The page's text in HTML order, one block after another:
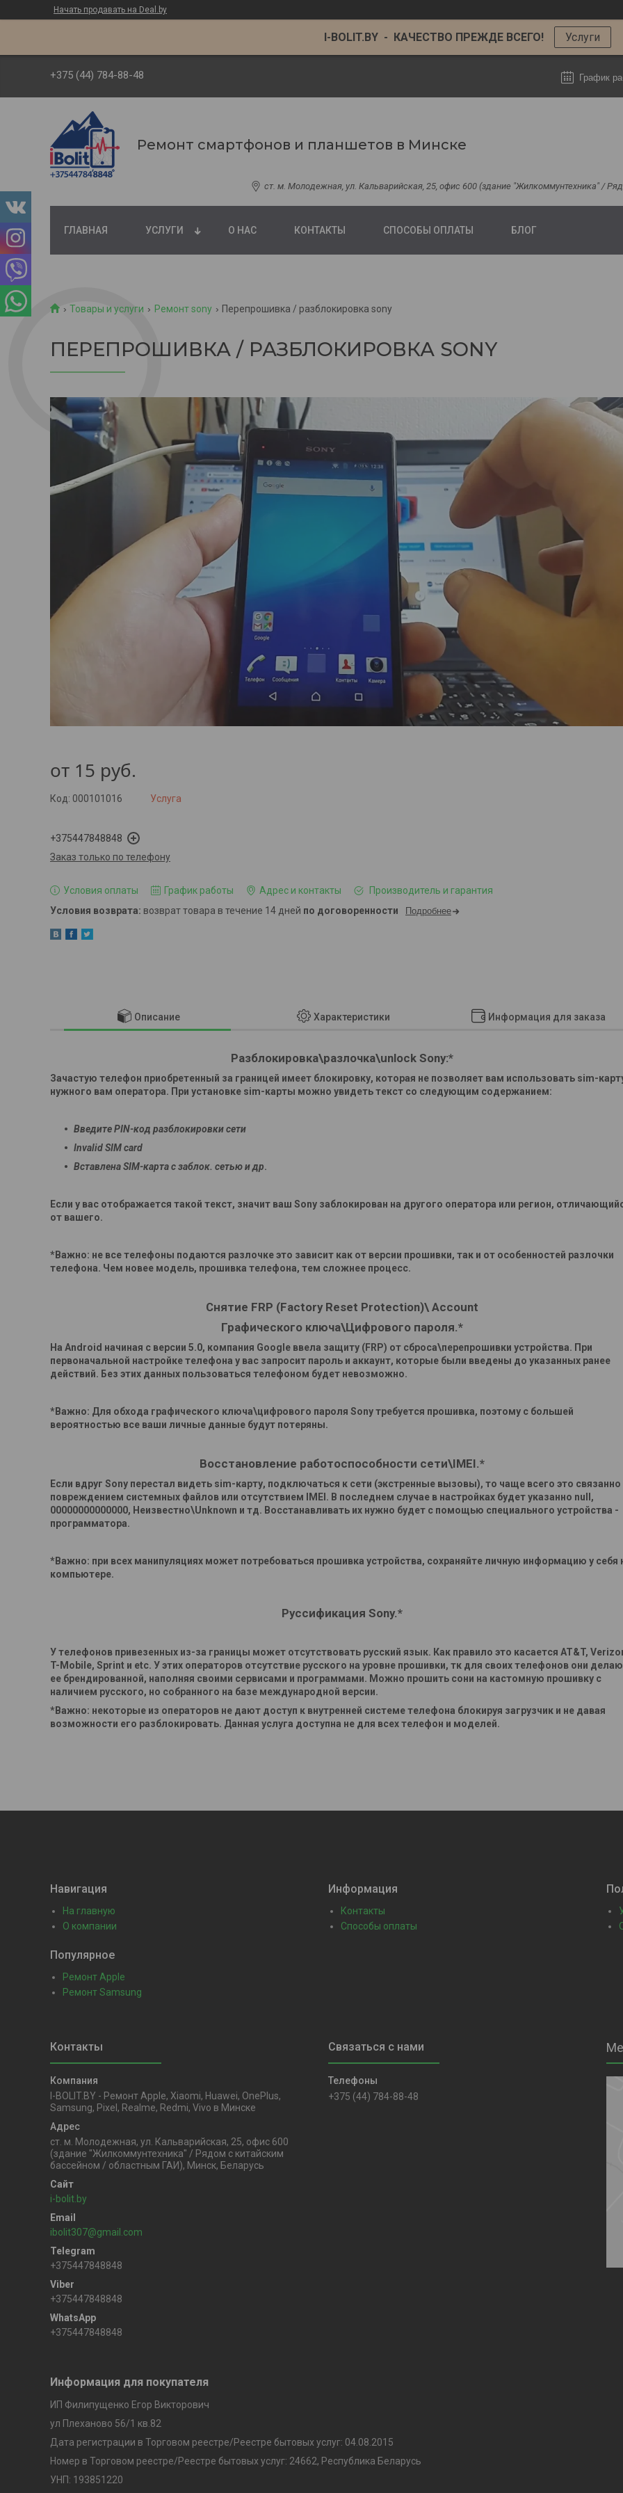
Начать продавать на Deal.by
I-BOLIT.BY - КАЧЕСТВО ПРЕЖДЕ ВСЕГО! Услуги
+375 (44) 784-88-48 График
Ремонт смартфонов и планшетов в Минске
ст. м. Молодежная, ул. Кальварийская, 25, офис 600 (здание "Жилкоммунтехника" /
ГЛАВНАЯ УСЛУГИ О НАС КОНТАКТЫ СПОСОБЫ ОПЛАТЫ БЛОГ
Товары и услуги Ремонт sony Перепрошивка / разблокировка sony
ПЕРЕПРОШИВКА / РАЗБЛОКИРОВКА SONY
от 15 руб.
Услуга
Код: 000101016
+375447848848
Заказ только по телефону
Условия оплаты График работы Адрес и контакты
Производитель и гарантия
возврат товара в течение 14 дней по договоренности Подробнее
Описание Характеристики Информация для заказа
Разблокировка\разлочка\unlock Sony:*
Зачастую телефон приобретенный за границей имеет блокировку, которая не позволяет вам использовать sim-
нужного вам оператора. При установке sim-карты можно увидеть текст со следующим содержанием:
Введите PIN-код разблокировки сети
Invalid SIM card
Вставлена SIM-карта с заблок. сетью и др.
Если у вас отображается такой текст, значит ваш Sony заблокирован на другого оператора или регион,
от вашего.
*Важно: не все телефоны подаются разлочке это зависит как от версии прошивки, так и от особенностей разлочки
телефона. Чем новее модель, прошивка телефона, тем сложнее процесс.
Снятие FRP (Factory Reset Protection)\ Account
Графического ключа\Цифрового пароля.*
На Android начиная с версии 5.0, компания Google ввела защиту (FRP) от сброса\перепрошивки устройства. При
первоначальной настройке телефона у вас запросит пароль и аккаунт, которые были введены до указанных ранее
действий. Без этих данных пользоваться телефоном будет невозможно.
*Важно: Для обхода графического ключа\цифрового пароля Sony требуется прошивка, поэтому с большей
вероятностью все ваши личные данные будут потеряны.
Восстановление работоспособности сети\IMEI.*
Если вдруг Sony перестал видеть sim-карту, подключаться к сети (экстренные вызовы), то чаще всего это связанно
повреждением системных файлов или отсутствием IMEI. В последнем случае в настройках будет указанно null,
00000000000000, Неизвестно\Unknown и тд. Восстанавливать их нужно будет с помощью специального устройства -
программатора.
*Важно: при всех манипуляциях может потребоваться прошивка устройства, сохраняйте личную информацию у себя
компьютере.
Руссификация Sony.*
У телефонов привезенных из-за границы может отсутствовать русский язык. Как правило это касается AT&T,
T-Mobile, Sprint и etc. У этих операторов отсутствие русского на уровне прошивки, тк для своих телефонов они
ее брендированной, наполняя своими сервисами и программами. Можно прошить сони на кастомную прошивку с
наличием русского, но собранного на базе международной версии.
*Важно: некоторые из операторов не дают доступ к внутренней системе телефона блокируя загрузчик и не давая
возможности его разблокировать. Данная услуга доступна не для всех телефон и моделей.
Навигация
На главную
О компании
Информация
Контакты
Способы оплаты
Популярное
Ремонт Apple
Ремонт Samsung
I-BOLIT.BY - Ремонт Apple, Xiaomi, Huawei, OnePlus,
Samsung, Pixel, Realme, Redmi, Vivo в Минске
ст. м. Молодежная, ул. Кальварийская, 25, офис 600
(здание "Жилкоммунтехника" / Рядом с китайским
бассейном / областным ГАИ), Минск, Беларусь
i-bolit.by
ibolit307@gmail.com
+375447848848
+375447848848
+375447848848
+375 (44) 784-88-48
Информация для покупателя
ИП Филипущенко Егор Викторович
ул Плеханово 56/1 кв.82
Дата регистрации в Торговом реестре/Реестре бытовых услуг: 04.08.2015
Номер в Торговом реестре/Реестре бытовых услуг: 24662, Республика Беларусь
УНП: 193851220